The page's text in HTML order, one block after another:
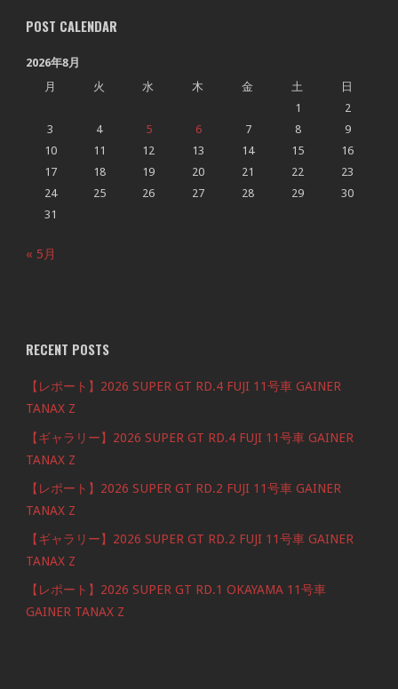
POST CALENDAR
2026年8月
月
火 水 木 金 土
日
1
2
3
4 5 6 7 8
9
10
11 12 13 14 15
16
17
18 19 20 21 22
23
24
25 26 27 28 29
30
31
« 5月
RECENT POSTS
【レポート】2026 SUPER GT RD.4 FUJI 11号車 GAINER
TANAX Z
【ギャラリー】2026 SUPER GT RD.4 FUJI 11号車 GAINER
TANAX Z
【レポート】2026 SUPER GT RD.2 FUJI 11号車 GAINER
TANAX Z
【ギャラリー】2026 SUPER GT RD.2 FUJI 11号車 GAINER
TANAX Z
【レポート】2026 SUPER GT RD.1 OKAYAMA 11号車
GAINER TANAX Z